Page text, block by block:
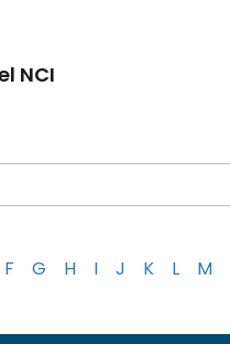
NCI
F G H I J K L M